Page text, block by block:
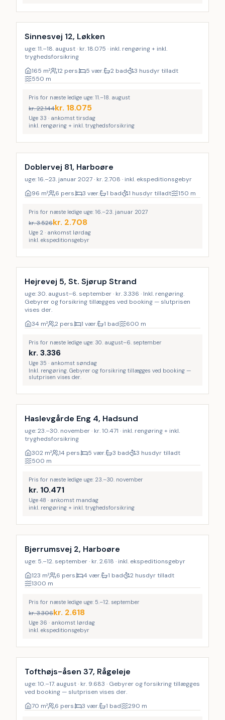
LAST MINUTE
Inkl. rengøring
Sinnesvej 12, Løkken
uge: 11.–18. august · kr. 18.075 · inkl. rengøring + inkl.
tryghedsforsikring
165 m² 12 pers. 5 vær. 2 bad
3 husdyr tilladt
550 m
Pris for næste ledige uge: 11.–18. august
kr.22.144kr. 18.075
Uge 33 · ankomst tirsdag
inkl. rengøring + inkl. tryghedsforsikring
Doblervej 81, Harboøre
uge: 16.–23. januar 2027 · kr. 2.708 · inkl. ekspeditionsgebyr
96 m² 6 pers. 3 vær. 1 bad 1 husdyr tilladt 150 m
Pris for næste ledige uge: 16.–23. januar 2027
kr.3.526kr. 2.708
Uge 2 · ankomst lørdag
inkl. ekspeditionsgebyr
Inkl. rengøring
Hejrevej 5, St. Sjørup Strand
uge: 30. august–6. september · kr. 3.336 · Inkl. rengøring.
Gebyrer og forsikring tillægges ved booking — slutprisen
vises der.
34 m² 2 pers. 1 vær. 1 bad 600 m
Pris for næste ledige uge: 30. august–6. september
kr. 3.336
Uge 35 · ankomst søndag
Inkl. rengøring. Gebyrer og forsikring tillægges ved booking —
slutprisen vises der.
Inkl. rengøring
Haslevgårde Eng 4, Hadsund
uge: 23.–30. november · kr. 10.471 · inkl. rengøring + inkl.
tryghedsforsikring
302 m² 14 pers. 5 vær. 3 bad
3 husdyr tilladt
500 m
Pris for næste ledige uge: 23.–30. november
kr. 10.471
Uge 48 · ankomst mandag
inkl. rengøring + inkl. tryghedsforsikring
LAST MINUTE
Bjerrumsvej 2, Harboøre
uge: 5.–12. september · kr. 2.618 · inkl. ekspeditionsgebyr
123 m² 6 pers. 4 vær. 1 bad
2 husdyr tilladt
1300 m
Pris for næste ledige uge: 5.–12. september
kr.3.306kr. 2.618
Uge 36 · ankomst lørdag
inkl. ekspeditionsgebyr
Tofthøjs-åsen 37, Rågeleje
uge: 10.–17. august · kr. 9.683 · Gebyrer og forsikring tillægges
ved booking — slutprisen vises der.
70 m² 6 pers. 3 vær. 1 bad 290 m